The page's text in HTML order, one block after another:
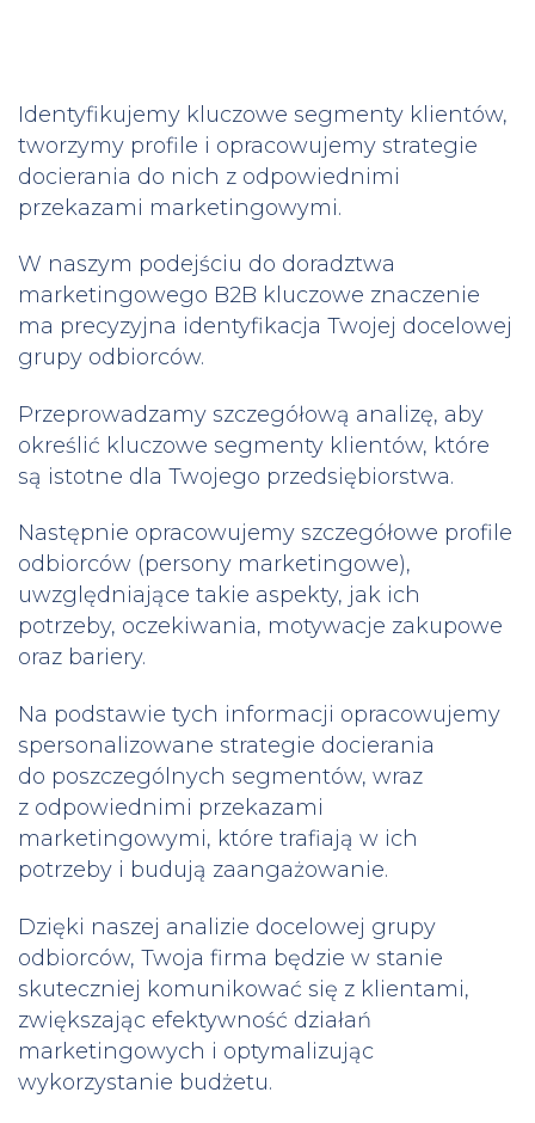
Identyfikujemy kluczowe segmenty klientów,
tworzymy profile i opracowujemy strategie
docierania do nich z odpowiednimi
przekazami marketingowymi.
W naszym podejściu do doradztwa
marketingowego B2B kluczowe znaczenie
ma precyzyjna identyfikacja Twojej docelowej
grupy odbiorców.
Przeprowadzamy szczegółową analizę, aby
określić kluczowe segmenty klientów, które
są istotne dla Twojego przedsiębiorstwa.
Następnie opracowujemy szczegółowe profile
odbiorców (persony marketingowe),
uwzględniające takie aspekty, jak ich
potrzeby, oczekiwania, motywacje zakupowe
oraz bariery.
Na podstawie tych informacji opracowujemy
spersonalizowane strategie docierania
do poszczególnych segmentów, wraz
z odpowiednimi przekazami
marketingowymi, które trafiają w ich
potrzeby i budują zaangażowanie.
Dzięki naszej analizie docelowej grupy
odbiorców, Twoja firma będzie w stanie
skuteczniej komunikować się z klientami,
zwiększając efektywność działań
marketingowych i optymalizując
wykorzystanie budżetu.